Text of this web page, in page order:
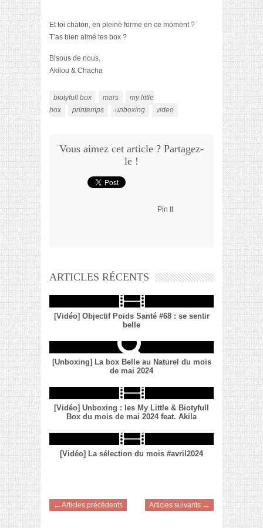
Et toi chaton, en pleine forme en ce moment ?
T’as bien aimé tes box ?
Bisous de nous,
Akilou & Chacha
biotyfull box mars
my little
box
printemps unboxing video
Vous aimez cet article ? Partagez-
le !
Pin It
ARTICLES RÉCENTS
[Vidéo] Objectif Poids Santé #68 : se sentir
belle
[Unboxing] La box Belle au Naturel du mois
de mai 2024
[Vidéo] Unboxing : les My Little & Biotyfull
Box du mois de mai 2024 feat. Akila
[Vidéo] La sélection du mois #avril2024
← Articles précédents Articles suivants →